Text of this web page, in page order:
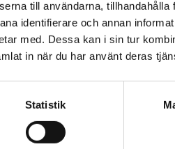
till användarna, tillhandahålla
identifierare och annan
med. Dessa kan i sin tur
in när du har använt deras
Statistik
via en
leveranser utanför
måste
mer
och svar